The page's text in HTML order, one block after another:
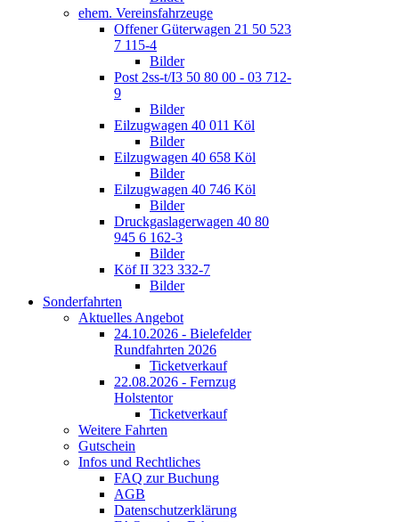
ehem. Vereinsfahrzeuge
Offener Güterwagen 21 50 523
7 115-4
Bilder
Post 2ss-t/I3 50 80 00 - 03 712-
9
Bilder
Eilzugwagen 40 011 Köl
Bilder
Eilzugwagen 40 658 Köl
Bilder
Eilzugwagen 40 746 Köl
Bilder
Druckgaslagerwagen 40 80
945 6 162-3
Bilder
Köf II 323 332-7
Bilder
Sonderfahrten
Aktuelles Angebot
24.10.2026 - Bielefelder
Rundfahrten 2026
Ticketverkauf
22.08.2026 - Fernzug
Holstentor
Ticketverkauf
Weitere Fahrten
Gutschein
Infos und Rechtliches
FAQ zur Buchung
AGB
Datenschutzerklärung